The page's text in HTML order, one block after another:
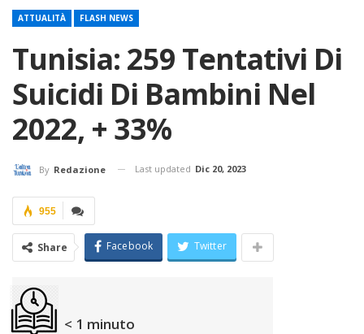
ATTUALITÀ FLASH NEWS
Tunisia: 259 Tentativi Di
Suicidi Di Bambini Nel
2022, + 33%
By Redazione Last updated Dic 20, 2023
955
Share Facebook Twitter
< 1 minuto